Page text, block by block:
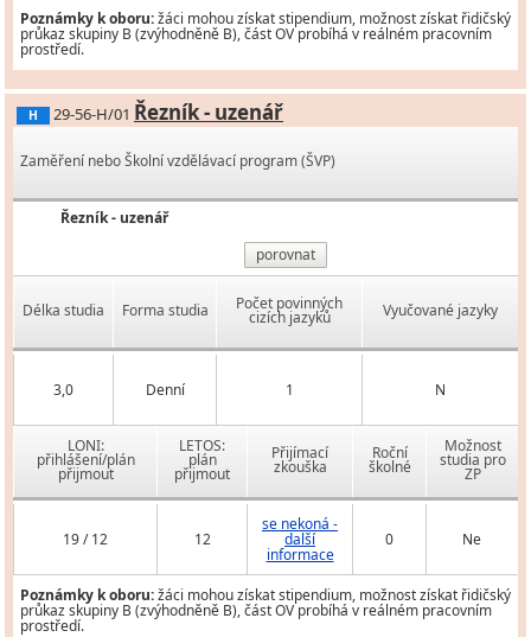
Poznámky k oboru:žáci mohou získat stipendium, možnost získat řidičský
průkaz skupiny B (zvýhodněně B), část OV probíhá v reálném pracovním
prostředí.
H 29-56-H/01 Řezník - uzenář
Zaměření nebo Školní vzdělávací program (ŠVP)
Řezník - uzenář
porovnat
Délka studia Forma studia Počet povinných
cizích jazyků Vyučované jazyky
3,0 Denní 1 N
LONI:
přihlášení/plán
přijmout
LETOS:
plán
přijmout
Přijímací
zkouška
Roční
školné
Možnost
studia pro
ZP
19 / 12 12
se nekoná -
další
informace
0 Ne
Poznámky k oboru:žáci mohou získat stipendium, možnost získat řidičský
průkaz skupiny B (zvýhodněně B), část OV probíhá v reálném pracovním
prostředí.